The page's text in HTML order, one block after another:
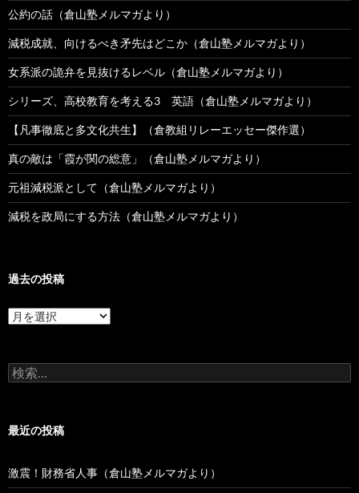
公約の話（倉山塾メルマガより）
減税成就、向けるべき矛先はどこか（倉山塾メルマガより）
女系派の詭弁を見抜けるレベル（倉山塾メルマガより）
シリーズ、高校教育を考える3 英語（倉山塾メルマガより）
【凡事徹底と多文化共生】（倉教組リレーエッセー傑作選）
真の敵は「霞が関の総意」（倉山塾メルマガより）
元祖減税派として（倉山塾メルマガより）
減税を政局にする方法（倉山塾メルマガより）
過去の投稿
過
去
稿
検
索:
最近の投稿
激震！財務省人事（倉山塾メルマガより）